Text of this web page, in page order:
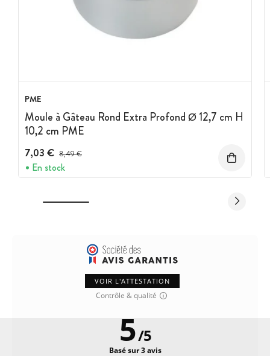
PME
Moule à Gâteau Rond Extra Profond Ø 12,7 cm H
10,2 cm PME
7,03 € Prix avant réduction :
8,49 €
En stock
VOIR L'ATTESTATION
Contrôle & qualité
5/5
Basé sur 3 avis